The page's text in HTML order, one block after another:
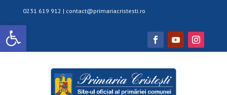
Deschide bara de unelte
0231 619 912 | contact@primariacristesti.ro